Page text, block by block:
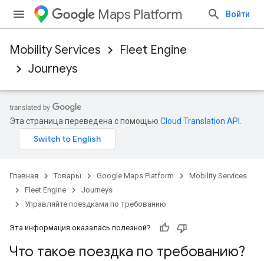
Maps Platform Войти
Mobility Services
Fleet Engine
Journeys
Эта страница переведена с помощью Cloud Translation API
Главная Товары Google Maps Platform
Mobility Services
Fleet Engine
Journeys
Управляйте поездками по требованию
Эта информация оказалась полезной?
Что такое поездка по требованию?